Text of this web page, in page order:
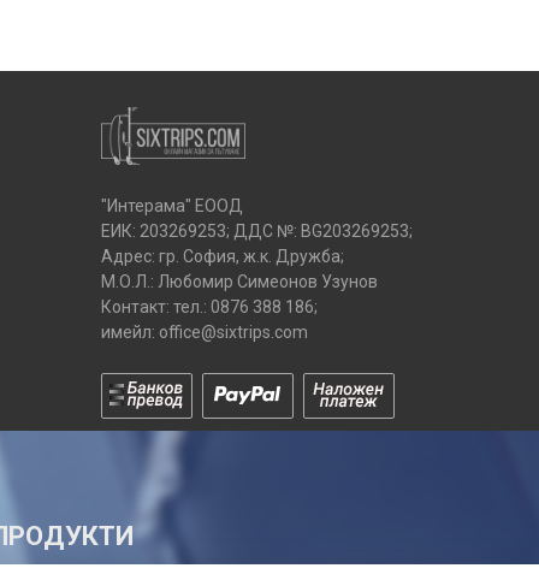
"Интерама" ЕООД
ЕИК: 203269253; ДДС №: BG203269253;
Адрес: гр. София, ж.к. Дружба;
М.О.Л.: Любомир Симеонов Узунов
Контакт: тел.: 0876 388 186;
имейл: office@sixtrips.com